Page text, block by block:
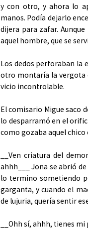
y con otro, y ahora lo
manos. Podía dejarlo
dijera para zafar.
aquel hombre, que se
Los dedos perforaban la
otro montaría la vergota
vicio incontrolable.
El comisario Migue saco
lo desparramó en el
como gozaba aquel chico
__Ven criatura del
ahhh___ Jona se abrió
lo termino sometiendo
garganta, y cuando el
de lujuria, quería sentir
__Ohh sí, ahhh, tienes